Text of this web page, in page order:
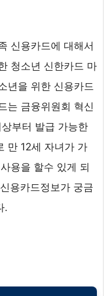
신용카드에 대해서
청소년 신한카드 마
년을 위한 신용카드
는 금융위원회 혁신
부터 발급 가능한
만 12세 자녀가 가
용을 할수 있게 되
용카드정보가 궁금
.